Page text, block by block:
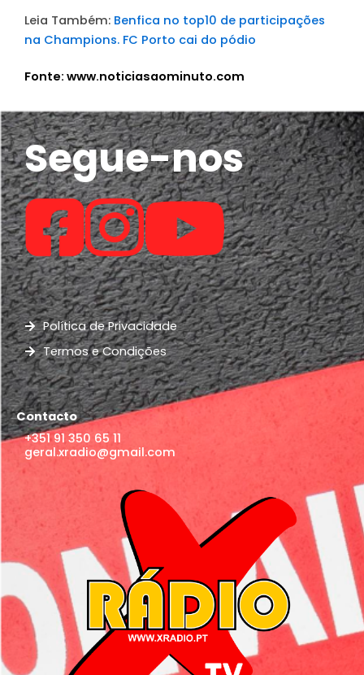
Leia Também: Benfica no top10 de participações
na Champions. FC Porto cai do pódio
Fonte: www.noticiasaominuto.com
Segue-nos
Política de Privacidade
Termos e Condições
Contacto
+351 91 350 65 11
geral.xradio@gmail.com